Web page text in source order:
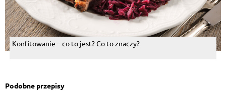
Konfitowanie – co to jest? Co to znaczy?
Podobne przepisy